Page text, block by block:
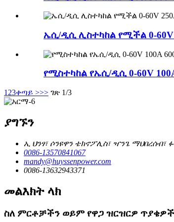
ኤሲ/ዲሲ ሊስተካከል የሚችል 0-60V
የሚስተካከል የኤሲ/ዲሲ 0-60V
1 23ቀጣይ >>> ገጽ 1/3
ያግኙን
ኢ ህንፃ፣ ሶንዩዋን ቴክኖፖሊስ፣ ዣንጌ ማህበረሰብ፣
0086-13570841067
mandy@huyssenpower.com
0086-13632943371
መልእክት ላክ
ስለ ምርቶቻችን ወይም የዋጋ ዝርዝርዎ ጥያቄዎች